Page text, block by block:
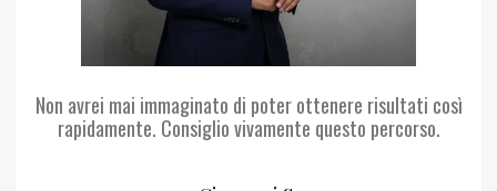
Non avrei mai immaginato di poter ottenere risultati così
rapidamente. Consiglio vivamente questo percorso.